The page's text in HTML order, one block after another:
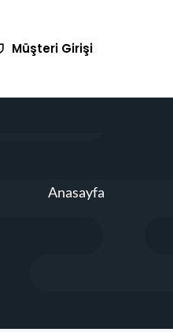
Müşteri Girişi
Anasayfa